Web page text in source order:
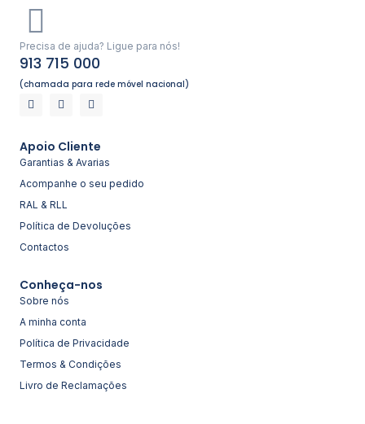
Precisa de ajuda? Ligue para nós!
913 715 000
(chamada para rede móvel nacional)
Apoio Cliente
Garantias & Avarias
Acompanhe o seu pedido
RAL & RLL
Política de Devoluções
Contactos
Conheça-nos
Sobre nós
A minha conta
Política de Privacidade
Termos & Condições
Livro de Reclamações